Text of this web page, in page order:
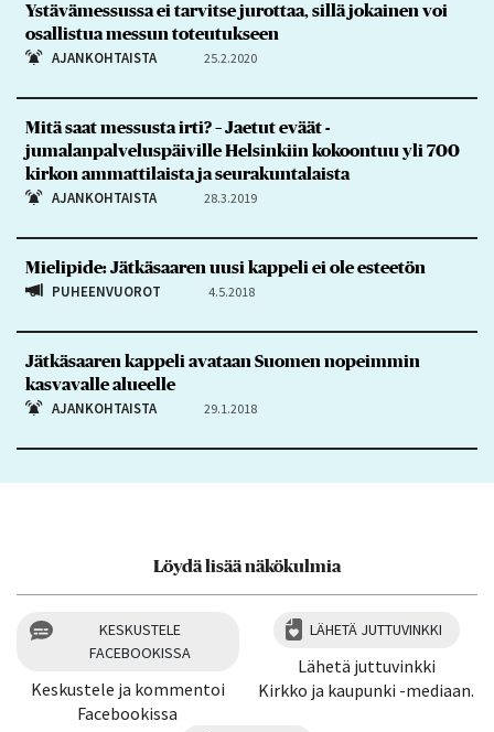
Ystävämessussa ei tarvitse jurottaa, sillä jokainen voi
osallistua messun toteutukseen
AJANKOHTAISTA 25.2.2020
Mitä saat messusta irti? – Jaetut eväät -
jumalanpalveluspäiville Helsinkiin kokoontuu yli 700
kirkon ammattilaista ja seurakuntalaista
AJANKOHTAISTA 28.3.2019
Mielipide: Jätkäsaaren uusi kappeli ei ole esteetön
PUHEENVUOROT 4.5.2018
Jätkäsaaren kappeli avataan Suomen nopeimmin
kasvavalle alueelle
AJANKOHTAISTA 29.1.2018
Löydä lisää näkökulmia
KESKUSTELE
FACEBOOKISSA
Keskustele ja kommentoi
Facebookissa
LÄHETÄ JUTTUVINKKI
Lähetä juttuvinkki
Kirkko ja kaupunki -mediaan.